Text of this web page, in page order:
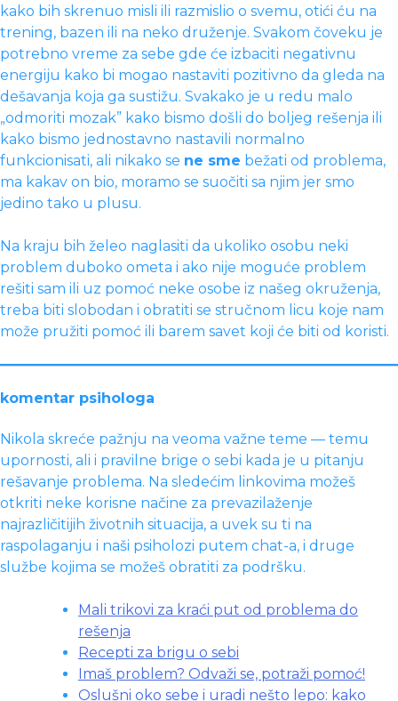
kako bih skrenuo misli ili razmislio o svemu, otići ću na
trening, bazen ili na neko druženje. Svakom čoveku je
potrebno vreme za sebe gde će izbaciti negativnu
energiju kako bi mogao nastaviti pozitivno da gleda na
dešavanja koja ga sustižu. Svakako je u redu malo
„odmoriti mozak” kako bismo došli do boljeg rešenja ili
kako bismo jednostavno nastavili normalno
funkcionisati, ali nikako se ne sme bežati od problema,
ma kakav on bio, moramo se suočiti sa njim jer smo
jedino tako u plusu.
Na kraju bih želeo naglasiti da ukoliko osobu neki
problem duboko ometa i ako nije moguće problem
rešiti sam ili uz pomoć neke osobe iz našeg okruženja,
treba biti slobodan i obratiti se stručnom licu koje nam
može pružiti pomoć ili barem savet koji će biti od koristi.
komentar psihologa
Nikola skreće pažnju na veoma važne teme — temu
upornosti, ali i pravilne brige o sebi kada je u pitanju
rešavanje problema. Na sledećim linkovima možeš
otkriti neke korisne načine za prevazilaženje
najrazličitijih životnih situacija, a uvek su ti na
raspolaganju i naši psiholozi putem chat-a, i druge
službe kojima se možeš obratiti za podršku.
Mali trikovi za kraći put od problema do
rešenja
Recepti za brigu o sebi
Imaš problem? Odvaži se, potraži pomoć!
Oslušni oko sebe i uradi nešto lepo: kako